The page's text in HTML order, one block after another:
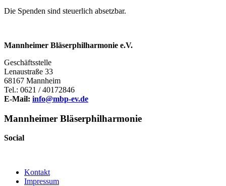
Die Spenden sind steuerlich absetzbar.
Mannheimer Bläserphilharmonie e.V.
Geschäftsstelle
Lenaustraße 33
68167 Mannheim
Tel.: 0621 / 40172846
E-Mail: info@mbp-ev.de
Mannheimer Bläserphilharmonie
Social
Kontakt
Impressum